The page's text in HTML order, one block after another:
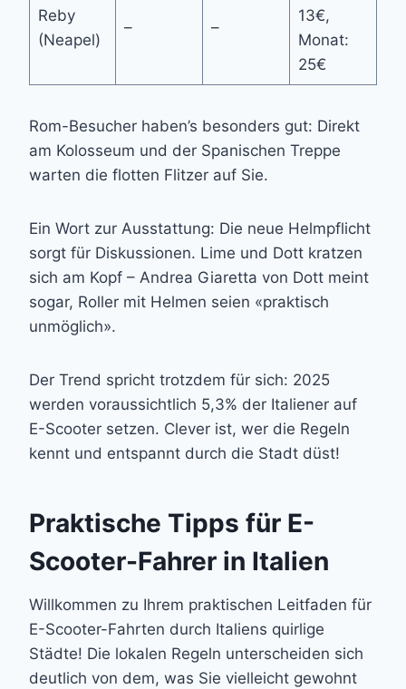
Reby
(Neapel)
– –
13€,
Monat:
25€
Rom-Besucher haben’s besonders gut: Direkt
am Kolosseum und der Spanischen Treppe
warten die flotten Flitzer auf Sie.
Ein Wort zur Ausstattung: Die neue Helmpflicht
sorgt für Diskussionen. Lime und Dott kratzen
sich am Kopf – Andrea Giaretta von Dott meint
sogar, Roller mit Helmen seien «praktisch
unmöglich».
Der Trend spricht trotzdem für sich: 2025
werden voraussichtlich 5,3% der Italiener auf
E-Scooter setzen. Clever ist, wer die Regeln
kennt und entspannt durch die Stadt düst!
Praktische Tipps für E-
Scooter-Fahrer in Italien
Willkommen zu Ihrem praktischen Leitfaden für
E-Scooter-Fahrten durch Italiens quirlige
Städte! Die lokalen Regeln unterscheiden sich
deutlich von dem, was Sie vielleicht gewohnt